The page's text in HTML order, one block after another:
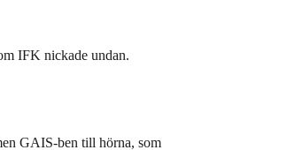
IFK nickade undan.
GAIS-ben till hörna, som